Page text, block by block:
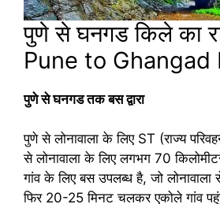
पुणे से घनगड किले का
Pune to Ghangad
पुणे से घनगड तक बस द्वारा
पुणे से लोनावाला के लिए ST (राज्य
से लोनावाला के लिए लगभग 70
गांव के लिए बस उपलब्ध है, जो
फिर 20-25 मिनट चलकर एकोले गांव